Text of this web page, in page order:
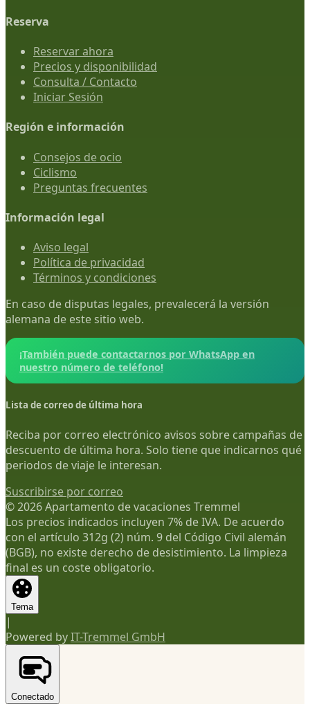
Reserva
Reservar ahora
Precios y disponibilidad
Consulta / Contacto
Iniciar Sesión
Región e información
Consejos de ocio
Ciclismo
Preguntas frecuentes
Información legal
Aviso legal
Política de privacidad
Términos y condiciones
En caso de disputas legales, prevalecerá la versión
alemana de este sitio web.
¡También puede contactarnos por WhatsApp en
nuestro número de teléfono!
Lista de correo de última hora
Reciba por correo electrónico avisos sobre campañas de
descuento de última hora. Solo tiene que indicarnos qué
periodos de viaje le interesan.
Suscribirse por correo
© 2026 Apartamento de vacaciones Tremmel
Los precios indicados incluyen 7% de IVA. De acuerdo
con el artículo 312g (2) núm. 9 del Código Civil alemán
(BGB), no existe derecho de desistimiento. La limpieza
final es un coste obligatorio.
Tema
|
Powered byIT-Tremmel GmbH
Conectado